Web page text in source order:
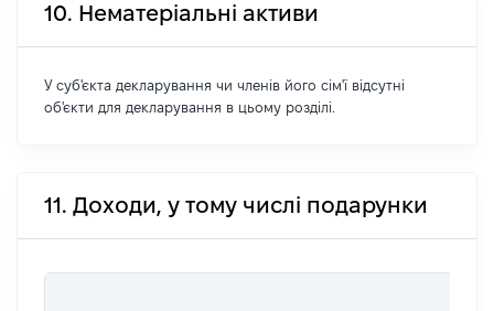
10. Нематеріальні активи
У суб'єкта декларування чи членів його сім'ї відсутні
об'єкти для декларування в цьому розділі.
11. Доходи, у тому числі подарунки